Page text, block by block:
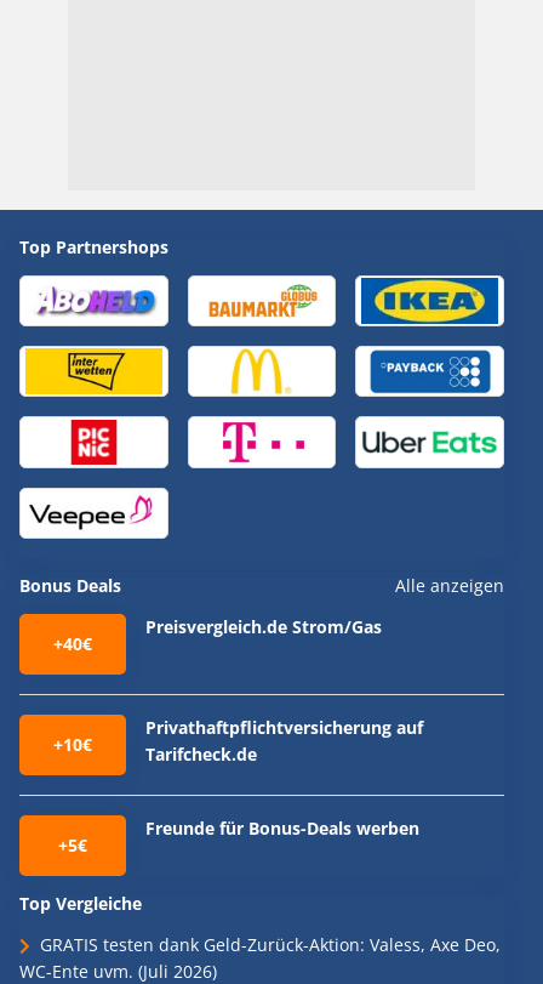
Top Partnershops
Bonus Deals Alle anzeigen
+40€
Preisvergleich.de Strom/Gas
+10€
Privathaftpflichtversicherung auf
Tarifcheck.de
+5€
Freunde für Bonus-Deals werben
Top Vergleiche
GRATIS testen dank Geld-Zurück-Aktion: Valess, Axe Deo,
WC-Ente uvm. (Juli 2026)